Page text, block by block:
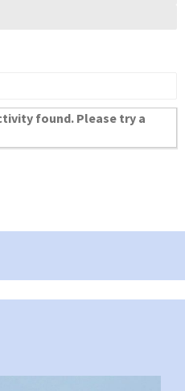
found. Please try a